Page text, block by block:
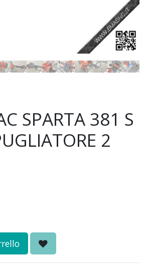
SPARTA 381 S
2